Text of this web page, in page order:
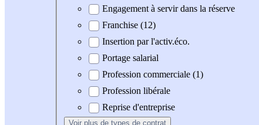
Engagement à servir dans la réserve
Franchise (12)
Insertion par l'activ.éco.
Portage salarial
Profession commerciale (1)
Profession libérale
Reprise d'entreprise
Voir plus de types de contrat